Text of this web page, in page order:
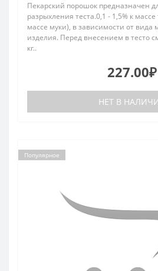
Пекарский порошок предназначен
разрыхления теста.0,1 - 1,5% к
массе муки), в зависимости от вида
изделия. Перед внесением в тесто
кг..
227.00₽
НЕТ В
Популярное